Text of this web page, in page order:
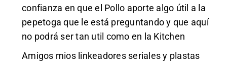
confianza en que el Pollo aporte algo útil a la
pepetoga que le está preguntando y que aquí
no podrá ser tan util como en la Kitchen
Amigos mios linkeadores seriales y plastas